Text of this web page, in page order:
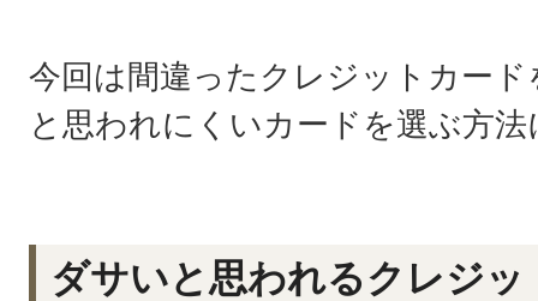
今回は間違ったクレジットカー
と思われにくいカードを選ぶ方
ダサいと思われるクレジ